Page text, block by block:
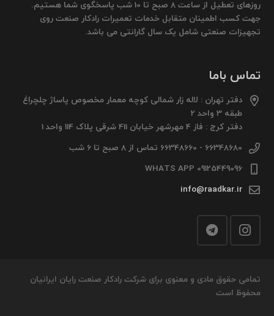
روزهای تعطیل از ساعت 8 صبح تا 10 شب پاسخگوی شما هستیم.
جهت کسب اطمینان متقابل خدمات تعمیرات رادکار صنعت روی
تجهیزات صنعتی شامل یک سال گارانتی می باشد.
تماس باما
دفتر تهران : لاله زار شمالی کوچه معمار مخصوص پاساژ چلچراغ
طبقه 3 واحد 2
دفتر کرج : فاز 4 مهرشهر خیابان 411 شرقی پلاک 114 واحد 1
66348680 - 66348660 تماس از 8 صبح تا 6 شب
09125449096 WHATS APP
info@raadkar.ir
تمامی حقوق مادی و معنوی برای شرکت رادکار صنعت رایان ایرانیان
محفوظ است